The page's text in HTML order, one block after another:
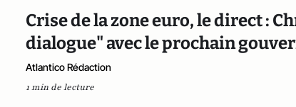
Crise de la zone euro, le direct :
dialogue" avec le prochain
Atlantico Rédaction
1 min de lecture